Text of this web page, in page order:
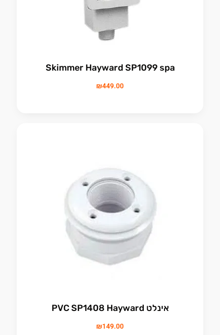
Skimmer Hayward SP1099 spa
₪449.00
אינלט PVC SP1408 Hayward
₪149.00